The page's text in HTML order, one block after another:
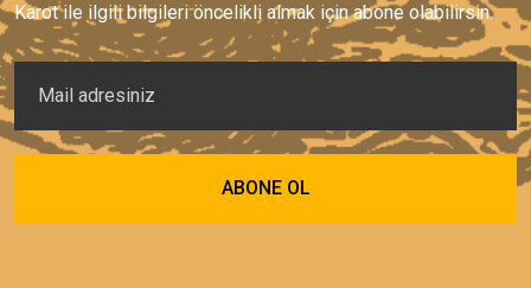
Karot ile ilgili bilgileri öncelikli almak için abone olabilirsin.